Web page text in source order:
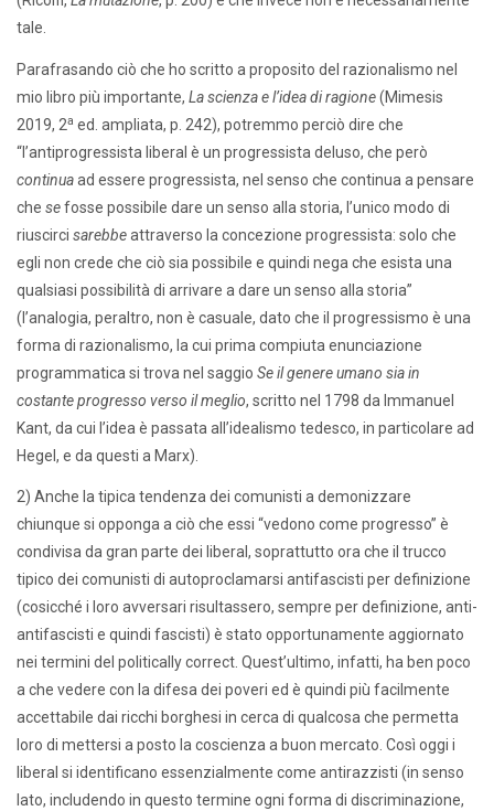
tale.
Parafrasando ciò che ho scritto a proposito del razionalismo nel
mio libro più importante, La scienza e l’idea di ragione(Mimesis
2019, 2a ed. ampliata, p. 242), potremmo perciò dire che
“l’antiprogressista liberal è un progressista deluso, che però
continuaad essere progressista, nel senso che continua a pensare
che sefosse possibile dare un senso alla storia, l’unico modo di
riuscirci sarebbeattraverso la concezione progressista: solo che
egli non crede che ciò sia possibile e quindi nega che esista una
qualsiasi possibilità di arrivare a dare un senso alla storia”
(l’analogia, peraltro, non è casuale, dato che il progressismo è una
forma di razionalismo, la cui prima compiuta enunciazione
programmatica si trova nel saggio Se il genere umano sia in
costante progresso verso il meglio, scritto nel 1798 da Immanuel
Kant, da cui l’idea è passata all’idealismo tedesco, in particolare ad
Hegel, e da questi a Marx).
2) Anche la tipica tendenza dei comunisti a demonizzare
chiunque si opponga a ciò che essi “vedono come progresso” è
condivisa da gran parte dei liberal, soprattutto ora che il trucco
tipico dei comunisti di autoproclamarsi antifascisti per definizione
(cosicché i loro avversari risultassero, sempre per definizione, anti-
antifascisti e quindi fascisti) è stato opportunamente aggiornato
nei termini del politically correct. Quest’ultimo, infatti, ha ben poco
a che vedere con la difesa dei poveri ed è quindi più facilmente
accettabile dai ricchi borghesi in cerca di qualcosa che permetta
loro di mettersi a posto la coscienza a buon mercato. Così oggi i
liberal si identificano essenzialmente come antirazzisti (in senso
lato, includendo in questo termine ogni forma di discriminazione,